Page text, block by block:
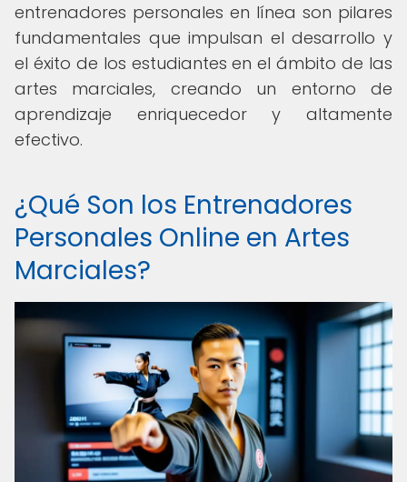
entrenadores personales en línea son pilares
fundamentales que impulsan el desarrollo y
el éxito de los estudiantes en el ámbito de las
artes marciales, creando un entorno de
aprendizaje enriquecedor y altamente
efectivo.
¿Qué Son los Entrenadores
Personales Online en Artes
Marciales?